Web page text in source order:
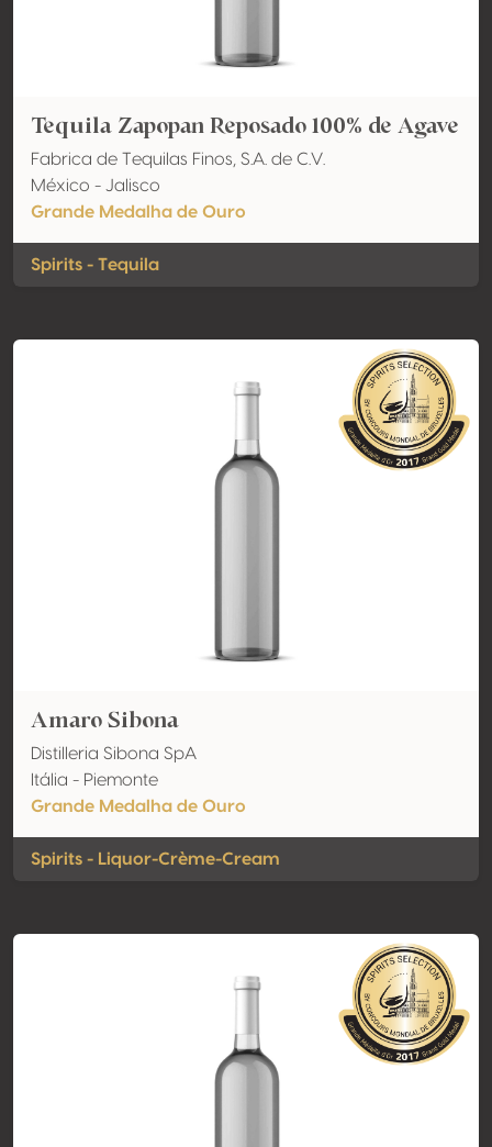
Tequila Zapopan Reposado 100% de Agave
Fabrica de Tequilas Finos, S.A. de C.V.
México - Jalisco
Grande Medalha de Ouro
Spirits - Tequila
Amaro Sibona
Distilleria Sibona SpA
Itália - Piemonte
Grande Medalha de Ouro
Spirits - Liquor-Crème-Cream